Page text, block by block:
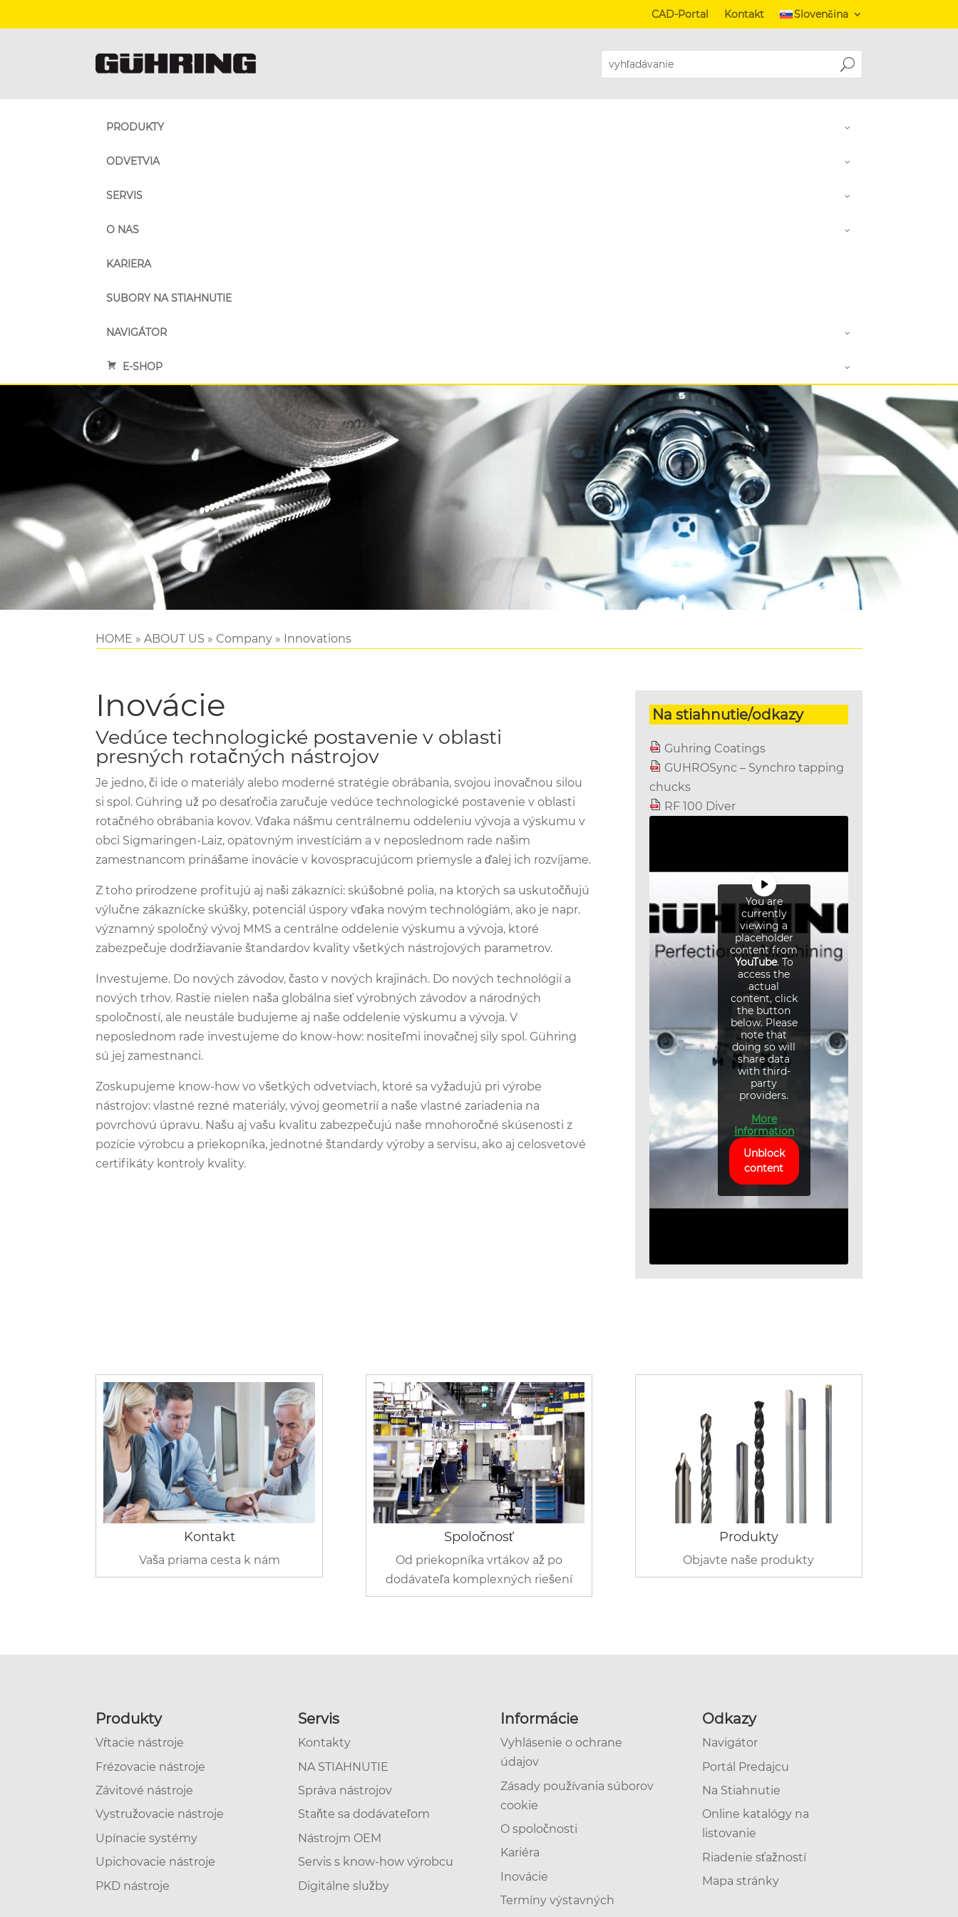
CAD-Portal Kontakt Slovenčina
PRODUKTY
ODVETVIA
SERVIS
O NAS
KARIERA
SUBORY NA STIAHNUTIE
NAVIGÁTOR
E-SHOP
HOME »ABOUT US » Company » Innovations
Inovácie
Vedúce technologické postavenie v oblasti
presných rotačných nástrojov
Je jedno, či ide o materiály alebo moderné stratégie obrábania, svojou inovačnou silou
si spol. Gühring už po desaťročia zaručuje vedúce technologické postavenie v oblasti
rotačného obrábania kovov. Vďaka nášmu centrálnemu oddeleniu vývoja a výskumu v
obci Sigmaringen-Laiz, opätovným investíciám a v neposlednom rade našim
zamestnancom prinášame inovácie v kovospracujúcom priemysle a ďalej ich rozvíjame.
Z toho prirodzene profitujú aj naši zákazníci: skúšobné polia, na ktorých sa uskutočňujú
výlučne zákaznícke skúšky, potenciál úspory vďaka novým technológiám, ako je napr.
významný spoločný vývoj MMS a centrálne oddelenie výskumu a vývoja, ktoré
zabezpečuje dodržiavanie štandardov kvality všetkých nástrojových parametrov.
Investujeme. Do nových závodov, často v nových krajinách. Do nových technológií a
nových trhov. Rastie nielen naša globálna sieť výrobných závodov a národných
spoločností, ale neustále budujeme aj naše oddelenie výskumu a vývoja. V
neposlednom rade investujeme do know-how: nositeľmi inovačnej sily spol. Gühring
sú jej zamestnanci.
Zoskupujeme know-how vo všetkých odvetviach, ktoré sa vyžadujú pri výrobe
nástrojov: vlastné rezné materiály, vývoj geometrií a naše vlastné zariadenia na
povrchovú úpravu. Našu aj vašu kvalitu zabezpečujú naše mnohoročné skúsenosti z
pozície výrobcu a priekopníka, jednotné štandardy výroby a servisu, ako aj celosvetové
certifikáty kontroly kvality.
Na stiahnutie/odkazy
Guhring Coatings
GUHROSync – Synchro tapping
chucks
RF 100 Diver
You are
currently
viewing a
placeholder
content from
YouTube. To
access the
actual
content, click
the button
below. Please
note that
doing so will
share data
with third-
party
providers.
More
Information
Unblock
content
Kontakt
Vaša priama cesta k nám
Spoločnosť
Od priekopníka vrtákov až po
dodávateľa komplexných riešení
Produkty
Objavte naše produkty
Produkty
Vŕtacie nástroje
Frézovacie nástroje
Závitové nástroje
Vystružovacie nástroje
Upínacie systémy
Upichovacie nástroje
PKD nástroje
Servis
Kontakty
NA STIAHNUTIE
Správa nástrojov
Staňte sa dodávateľom
Nástrojm OEM
Servis s know-how výrobcu
Digitálne služby
Informácie
Vyhlásenie o ochrane
údajov
Zásady používania súborov
cookie
O spoločnosti
Kariéra
Inovácie
Termíny výstavných
Odkazy
Navigátor
Portál Predajcu
Na Stiahnutie
Online katalógy na
listovanie
Riadenie sťažností
Mapa stránky